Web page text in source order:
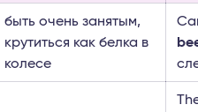
быть очень занятым,
крутиться как белка в
колесе